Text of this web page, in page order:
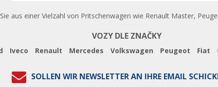
einer Vielzahl von Pritschenwagen wie Renault Master,
VOZY DLE ZNAČKY
Iveco Renault Mercedes Volkswagen Peugeot Fiat
SOLLEN WIR NEWSLETTER AN IHRE EMAIL